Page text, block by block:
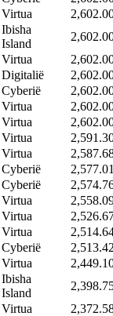
Virtua
Ibisha
Island
Virtua
Digitalië
Cyberië
Virtua
Virtua
Virtua
Virtua
Cyberië
Cyberië
Virtua
Virtua
Virtua
Cyberië
Virtua
Ibisha
Island
Virtua